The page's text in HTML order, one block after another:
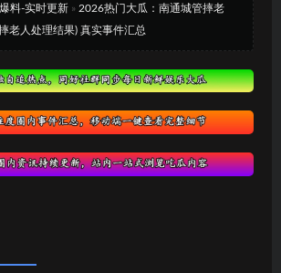
料-实时更新 » 2026热门大瓜：南通城管摔老
老人处理结果) 真实事件汇总